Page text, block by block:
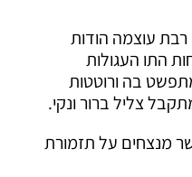
עוצמה הודות
התו העגולות
בה ורוטטות
צליל ברור ונקי.
מנצחים על תזמורת